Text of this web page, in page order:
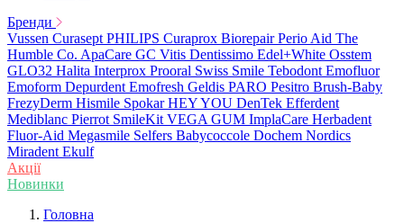
Бренди
Vussen Curasept PHILIPS Curaprox Biorepair Perio Aid The
Humble Co. ApaCare GC Vitis Dentissimo Edel+White Osstem
GLO32 Halita Interprox Prooral Swiss Smile Tebodont Emofluor
Emoform Depurdent Emofresh Geldis PARO Pesitro Brush-Baby
FrezyDerm Hismile Spokar HEY YOU DenTek Efferdent
Mediblanc Pierrot SmileKit VEGA GUM ImplaCare Herbadent
Fluor-Aid Megasmile Selfers Babycoccole Dochem Nordics
Miradent Ekulf
Акції
Новинки
Головна